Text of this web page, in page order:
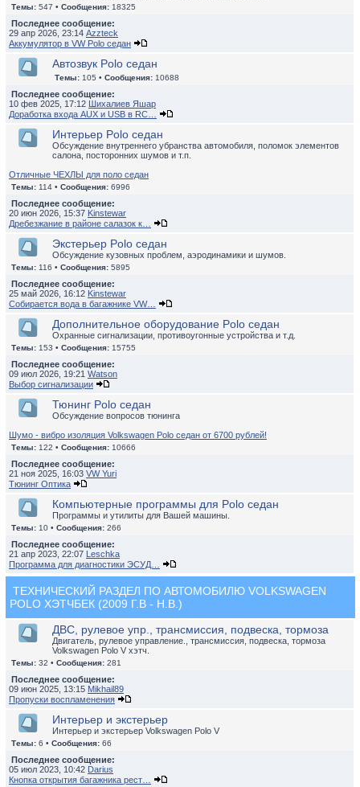
Темы: 547 • Сообщения: 18325
Последнее сообщение:
29 апр 2026, 23:14 Azzteck
Аккумулятор в VW Polo седан
Автозвук Polo седан
Темы: 105 • Сообщения: 10688
Последнее сообщение:
10 фев 2025, 17:12 Шихалиев Яшар
Доработка входа AUX и USB в RC…
Интерьер Polo седан
Обсуждение внутреннего убранства автомобиля, поломок элементов
салона, посторонних шумов и т.п.
Отличные ЧЕХЛЫ для поло седан
Темы: 114 • Сообщения: 6996
Последнее сообщение:
20 июн 2026, 15:37 Kinstewar
Дребезжание в районе салазок к…
Экстерьер Polo седан
Обсуждение кузовных проблем, аэродинамики и шумов.
Темы: 116 • Сообщения: 5895
Последнее сообщение:
25 май 2026, 16:12 Kinstewar
Собирается вода в багажнике VW…
Дополнительное оборудование Polo седан
Охранные сигнализации, противоугонные устройства и т.д.
Темы: 153 • Сообщения: 15755
Последнее сообщение:
09 июл 2026, 19:21 Watson
Выбор сигнализации
Тюнинг Polo седан
Обсуждение вопросов тюнинга
Шумо - вибро изоляция Volkswagen Polo седан от 6700 рублей!
Темы: 122 • Сообщения: 10666
Последнее сообщение:
21 ноя 2025, 16:03 VW Yuri
Тюнинг Оптика
Компьютерные программы для Polo седан
Программы и утилиты для Вашей машины.
Темы: 10 • Сообщения: 266
Последнее сообщение:
21 апр 2023, 22:07 Leschka
Программа для диагностики ЭСУД…
ТЕХНИЧЕСКИЙ РАЗДЕЛ ПО АВТОМОБИЛЮ VOLKSWAGEN
POLO ХЭТЧБЕК (2009 Г.В - Н.В.)
ДВС, рулевое упр., трансмиссия, подвеска, тормоза
Двигатель, рулевое управление., трансмиссия, подвеска, тормоза
Volkswagen Polo V хэтч.
Темы: 32 • Сообщения: 281
Последнее сообщение:
09 июн 2025, 13:15 Mikhail89
Пропуски воспламенения
Интерьер и экстерьер
Интерьер и экстерьер Volkswagen Polo V
Темы: 6 • Сообщения: 66
Последнее сообщение:
05 июл 2023, 10:42 Darius
Кнопка открытия багажника рест…